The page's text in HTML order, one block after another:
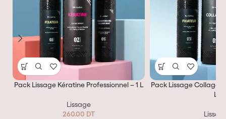
Pack Lissage Kératine Professionnel – 1 L
Lissage
260.00 DT
Pack Lissage
L